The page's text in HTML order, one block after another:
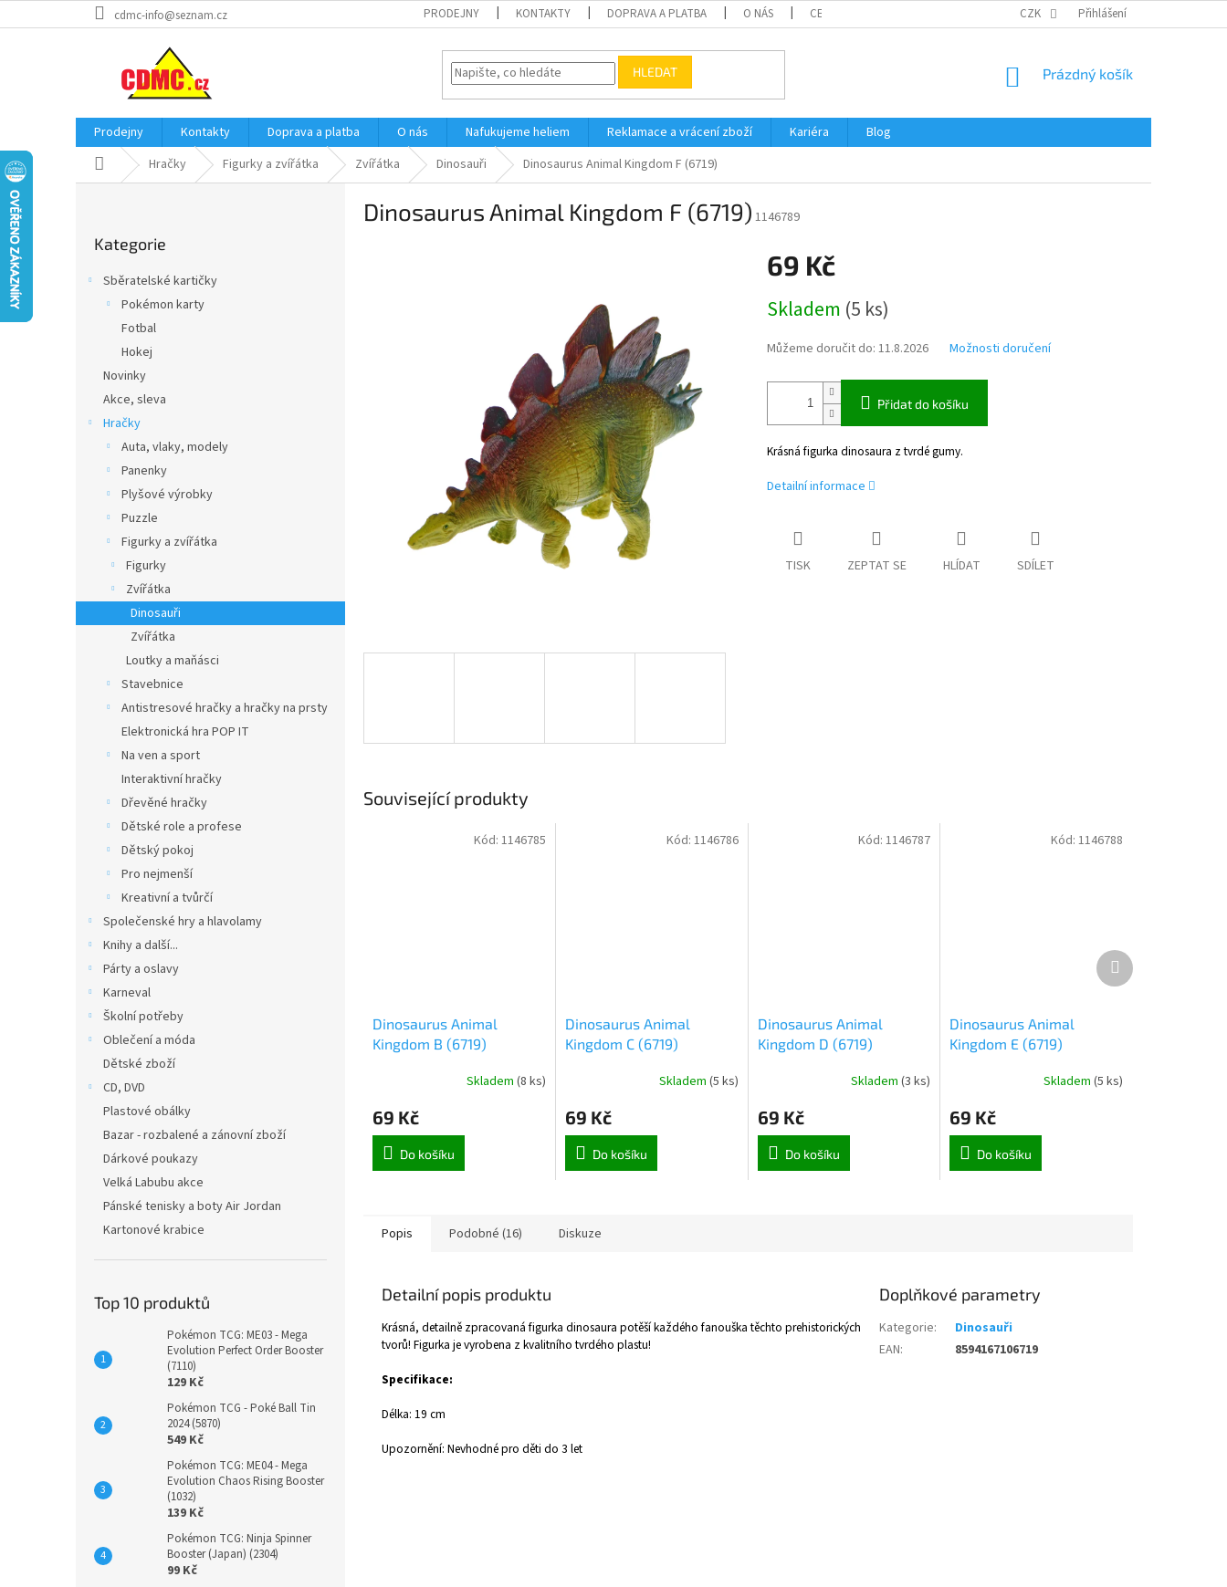
na
cdmc-info@seznam.cz PRODEJNY KONTAKTY DOPRAVA A PLATBA O NÁS CERTIFIKÁTY A NÁVODY OBCHODNÍ PODMÍNKY OCHRANA OSOBNÍCH
CZK Přihlášení
HLEDAT
NÁKUPNÍ
Prázdný košík
Prodejny Kontakty Doprava a platba O nás Nafukujeme heliem Reklamace a vrácení zboží Kariéra
Blog
Domů Hračky Figurky a zvířátka Zvířátka Dinosauři Dinosaurus Animal Kingdom F (6719)
kategorie
Kategorie
Sběratelské kartičky
Pokémon karty
Fotbal
Hokej
Novinky
Akce, sleva
Hračky
Auta, vlaky, modely
Panenky
Plyšové výrobky
Puzzle
Figurky a zvířátka
Figurky
Zvířátka
Dinosauři
Zvířátka
Loutky a maňásci
Stavebnice
Antistresové hračky a hračky na prsty
Elektronická hra POP IT
Na ven a sport
Interaktivní hračky
Dřevěné hračky
Dětské role a profese
Dětský pokoj
Pro nejmenší
Kreativní a tvůrčí
Společenské hry a hlavolamy
Knihy a další...
Párty a oslavy
Karneval
Školní potřeby
Oblečení a móda
Dětské zboží
CD, DVD
Plastové obálky
Bazar - rozbalené a zánovní zboží
Dárkové poukazy
Velká Labubu akce
Pánské tenisky a boty Air Jordan
Kartonové krabice
Top 10 produktů
Pokémon TCG: ME03 - Mega
Evolution Perfect Order Booster
(7110)
129 Kč
Pokémon TCG - Poké Ball Tin
2024 (5870)
549 Kč
Pokémon TCG: ME04 - Mega
Evolution Chaos Rising Booster
(1032)
139 Kč
Pokémon TCG: Ninja Spinner
Booster (Japan) (2304)
99 Kč
Dinosaurus Animal Kingdom F (6719) 1146789
69 Kč
cena:
Skladem (5 ks)
Můžeme doručit do: 11.8.2026 Možnosti doručení
Přidat do košíku
Krásná figurka dinosaura z tvrdé gumy.
Detailní informace
TISK ZEPTAT SE HLÍDAT SDÍLET
Související produkty
Dinosaurus Animal
Kingdom B (6719)
Skladem (8 ks)
69 Kč
Do košíku
Kód: 1146785
Dinosaurus Animal
Kingdom C (6719)
Skladem (5 ks)
69 Kč
Do košíku
Kód: 1146786
Dinosaurus Animal
Kingdom D (6719)
Skladem(3 ks)
69 Kč
Do košíku
Kód:1146787
Dinosaurus Animal
Kingdom E (6719)
Skladem (5 ks)
69 Kč
Do košíku
Kód: 1146788
Další
produkt
Popis Podobné (16) Diskuze
Detailní popis produktu
Krásná, detailně zpracovaná figurka dinosaura potěší každého fanouška těchto prehistorických
tvorů! Figurka je vyrobena z kvalitního tvrdého plastu!
Specifikace:
Délka: 19 cm
Upozornění: Nevhodné pro děti do 3 let
Doplňkové parametry
Kategorie:
Dinosauři
EAN: 8594167106719